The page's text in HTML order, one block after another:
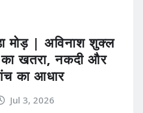
मोड़ | अविनाश शुक्ल
खतरा, नकदी और
का आधार
Jul 3, 2026